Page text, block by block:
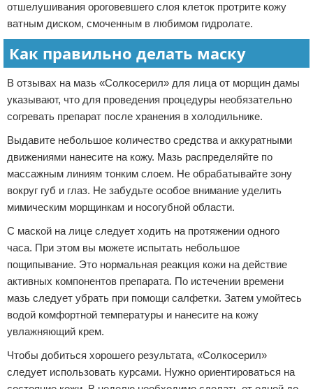
отшелушивания ороговевшего слоя клеток протрите кожу
ватным диском, смоченным в любимом гидролате.
Как правильно делать маску
В отзывах на мазь «Солкосерил» для лица от морщин дамы
указывают, что для проведения процедуры необязательно
согревать препарат после хранения в холодильнике.
Выдавите небольшое количество средства и аккуратными
движениями нанесите на кожу. Мазь распределяйте по
массажным линиям тонким слоем. Не обрабатывайте зону
вокруг губ и глаз. Не забудьте особое внимание уделить
мимическим морщинкам и носогубной области.
С маской на лице следует ходить на протяжении одного
часа. При этом вы можете испытать небольшое
пощипывание. Это нормальная реакция кожи на действие
активных компонентов препарата. По истечении времени
мазь следует убрать при помощи салфетки. Затем умойтесь
водой комфортной температуры и нанесите на кожу
увлажняющий крем.
Чтобы добиться хорошего результата, «Солкосерил»
следует использовать курсами. Нужно ориентироваться на